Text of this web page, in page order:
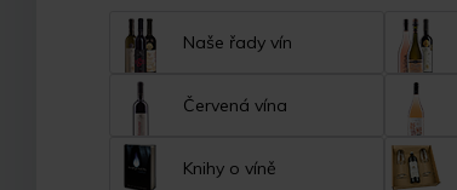
Naše řady vín
Červená vína
Knihy o víně